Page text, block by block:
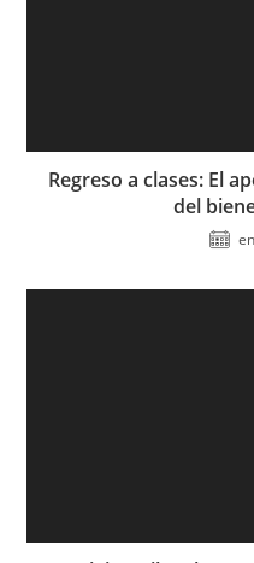
Regreso a clases: El
del